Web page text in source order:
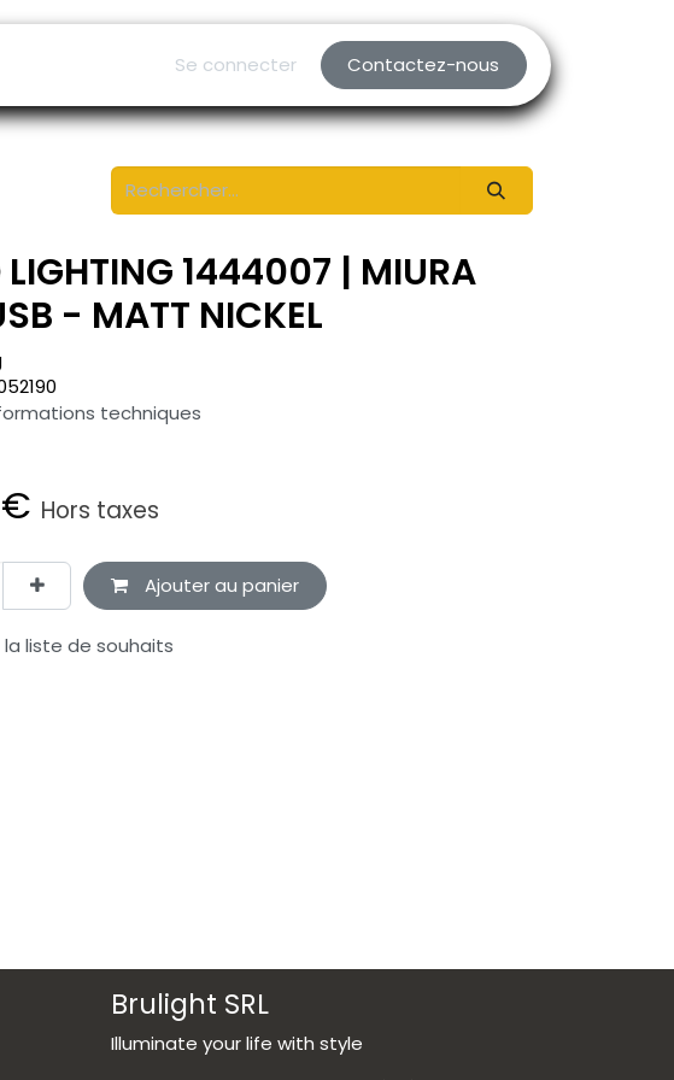
Se connecter Contactez-nous
LIGHTING 1444007 | MIURA
- MATT NICKEL
techniques
€ Hors taxes
Ajouter au panier
liste de souhaits
Brulight SRL
Illuminate your life with style